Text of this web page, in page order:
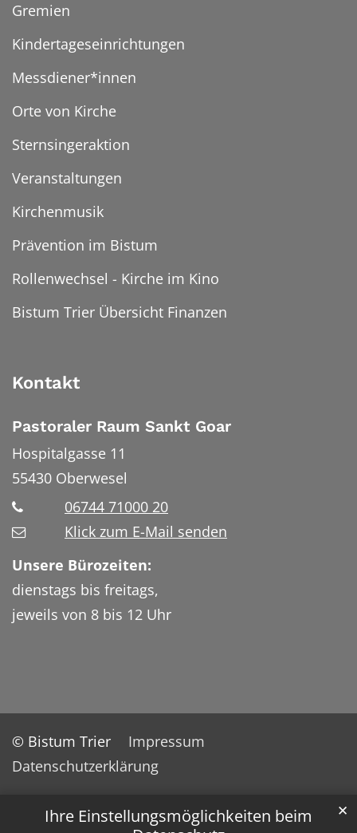
Ihre Einstellungsmöglichkeiten beim
✕
Gremien
Kindertageseinrichtungen
Messdiener*innen
Orte von Kirche
Sternsingeraktion
Veranstaltungen
Kirchenmusik
Prävention im Bistum
Rollenwechsel - Kirche im Kino
Bistum Trier Übersicht Finanzen
Kontakt
Pastoraler Raum Sankt Goar
Hospitalgasse 11
55430 Oberwesel
06744 71000 20
Klick zum E-Mail senden
Unsere Bürozeiten:
dienstags bis freitags,
jeweils von 8 bis 12 Uhr
© Bistum Trier
Impressum
Datenschutzerklärung